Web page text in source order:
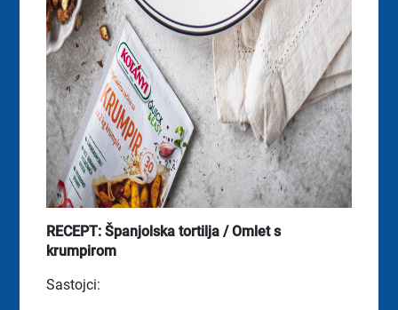
RECEPT: Španjolska tortilja / Omlet s
krumpirom
Sastojci: